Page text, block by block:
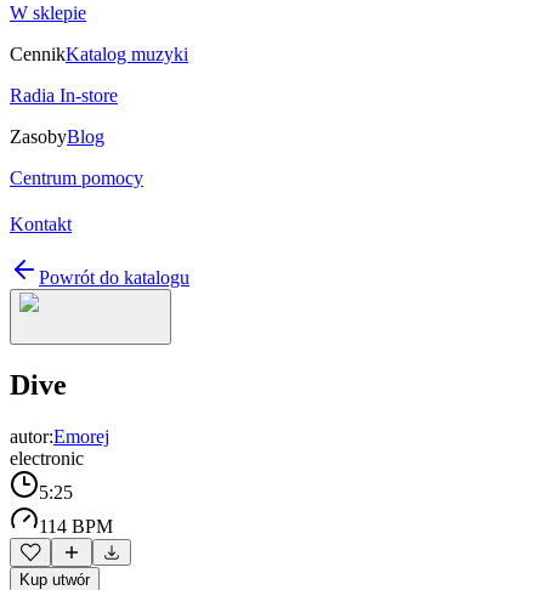
W sklepie
CennikKatalog muzyki
Radia In-store
ZasobyBlog
Centrum pomocy
Kontakt
Powrót do katalogu
Dive
autor:Emorej
electronic
5:25
114 BPM
Kup utwór